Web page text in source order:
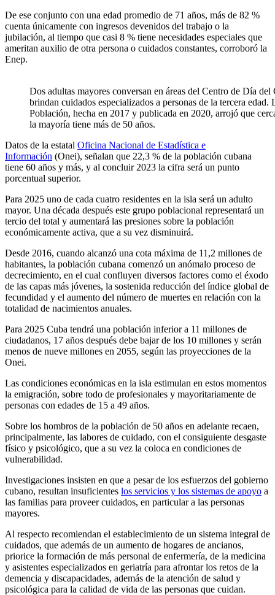
De ese conjunto con una edad promedio de 71 años, más de 82 %
cuenta únicamente con ingresos devenidos del trabajo o la
jubilación, al tiempo que casi 8 % tiene necesidades especiales que
ameritan auxilio de otra persona o cuidados constantes, corroboró la
Enep.
Dos adultas mayores conversan en áreas del Centro de Día
brindan cuidados especializados a personas de la tercera
Población, hecha en 2017 y publicada en 2020, arrojó que
la mayoría tiene más de 50 años.
Datos de la estatal Oficina Nacional de Estadística e
Información (Onei), señalan que 22,3 % de la población cubana
tiene 60 años y más, y al concluir 2023 la cifra será un punto
porcentual superior.
Para 2025 uno de cada cuatro residentes en la isla será un adulto
mayor. Una década después este grupo poblacional representará un
tercio del total y aumentará las presiones sobre la población
económicamente activa, que a su vez disminuirá.
Desde 2016, cuando alcanzó una cota máxima de 11,2 millones de
habitantes, la población cubana comenzó un anómalo proceso de
decrecimiento, en el cual confluyen diversos factores como el éxodo
de las capas más jóvenes, la sostenida reducción del índice global de
fecundidad y el aumento del número de muertes en relación con la
totalidad de nacimientos anuales.
Para 2025 Cuba tendrá una población inferior a 11 millones de
ciudadanos, 17 años después debe bajar de los 10 millones y serán
menos de nueve millones en 2055, según las proyecciones de la
Onei.
Las condiciones económicas en la isla estimulan en estos momentos
la emigración, sobre todo de profesionales y mayoritariamente de
personas con edades de 15 a 49 años.
Sobre los hombros de la población de 50 años en adelante recaen,
principalmente, las labores de cuidado, con el consiguiente desgaste
físico y psicológico, que a su vez la coloca en condiciones de
vulnerabilidad.
Investigaciones insisten en que a pesar de los esfuerzos del gobierno
cubano, resultan insuficientes los servicios y los sistemas de apoyo a
las familias para proveer cuidados, en particular a las personas
mayores.
Al respecto recomiendan el establecimiento de un sistema integral de
cuidados, que además de un aumento de hogares de ancianos,
priorice la formación de más personal de enfermería, de la medicina
y asistentes especializados en geriatría para afrontar los retos de la
demencia y discapacidades, además de la atención de salud y
psicológica para la calidad de vida de las personas que cuidan.